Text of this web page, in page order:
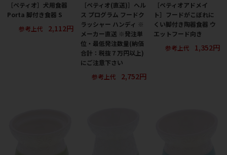
［ペティオ］犬用食器
Porta 脚付き食器 S
参考上代
2,112円
［ペティオ(直送)］ヘル
ス プログラム フードク
ラッシャー ハンディ ※
メーカー直送 ※発注単
位・最低発注数量(納価
合計：税抜７万円以上)
にご注意下さい
参考上代
2,752円
［ペティオアドメイ
ト］フードがこぼれに
くい脚付き陶器食器 ウ
エットフード向き
参考上代
1,352円